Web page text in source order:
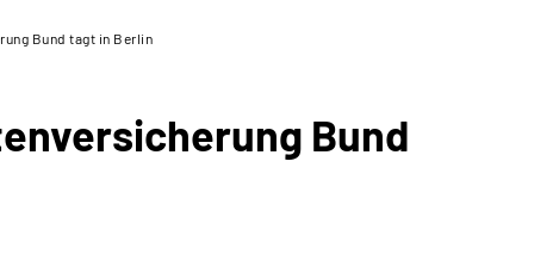
Bund tagt in Berlin
Bund